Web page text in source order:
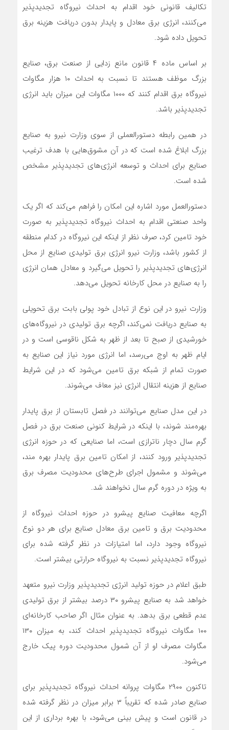
تکالیف قانونی خود اقدام به احداث نیروگاه تجدیدپذیر
می‌کنند، انرژی برق معادل و پایدار بدون دریافت هزینه برق
تحویل داده شود.
بر اساس ماده ۴ قانون مانع زدایی از صنعت برق، صنایع
بزرگ موظف هستند تا نسبت به احداث ۱۰ هزار مگاوات
نیروگاه برق اقدام کنند که ۱۰۰۰ مگاوات این میزان باید انرژی
تجدیدپذیر باشد.
در همین رابطه دستورالعملی از سوی وزارت نیرو به صنایع
بزرگ ابلاغ شده است که در آن مشوق‌هایی با هدف ترغیب
صنایع برای احداث و توسعه انرژی‌های تجدیدپذیر مشخص
شده است.
دستورالعمل مورد اشاره این امکان را فراهم می‌کند که اگر یک
واحد صنعتی اقدام به احداث نیروگاه تجدیدپذیر به صورت
خود تامین کرد، صرف نظر از اینکه این نیروگاه در کدام منطقه
از کشور باشد، وزارت نیرو انرژی برق تولیدی صنایع از محل
انرژی‌های تجدیدپذیر را تحویل می‌گیرد و معادل همان انرژی
را به صنایع در محل کارخانه تحویل می‌دهد.
وزارت نیرو در این نوع از تبادل خود پولی بابت برق تحویلی
به صنایع دریافت نمی‌کند، اگرچه برق تولیدی در نیروگاه‌های
خورشیدی از صبح تا بعد از ظهر به شکل ناقوسی است و در
ایام ظهر به اوج می‌رسد، اما انرژی مورد نیاز این صنایع به
صورت تمام از شبکه برق تامین می‌شود که در این شرایط
صنایع از هزینه انتقال انرژی نیز معاف می‌شوند.
در این مدل صنایع می‌توانند در فصل تابستان از برق پایدار
بهره‌مند شوند، با اینکه در شرایط کنونی صنعت برق در فصل
گرم سال دچار ناترازی است، اما صنایعی که در حوزه انرژی
تجدیدپذیر ورود کنند، از امکان تامین برق پایدار بهره مند،
می‌شوند و مشمول اجرای طرح‌های محدودیت مصرف برق
به ویژه در دوره گرم سال نخواهند شد.
اگرچه معافیت صنایع پیشرو در حوزه احداث نیروگاه از
محدودیت برق و تامین برق معادل صنایع برای هر دو نوع
نیروگاه وجود دارد، اما امتیازات در نظر گرفته شده برای
نیروگاه تجدیدپذیر نسبت به نیروگاه حرارتی بیشتر است.
طبق اعلام در حوزه تولید انرژی تجدیدپذیر وزارت نیرو متعهد
خواهد شد به صنایع پیشرو ۳۰ درصد بیشتر از برق تولیدی
عدم قطعی برق بدهد. به عنوان مثال اگر صاحب کارخانه‌ای
۱۰۰ مگاوات نیروگاه تجدیدپذیر احداث کند، به میزان ۱۳۰
مگاوات مصرف او از آن شمول محدودیت دوره پیک خارج
می‌شود.
تاکنون ۲۹۰۰ مگاوات پروانه احداث نیروگاه تجدیدپذیر برای
صنایع صادر شده که تقریباً ۳ برابر میزان در نظر گرفته شده
در قانون است و پیش بینی می‌شود، با بهره برداری از این